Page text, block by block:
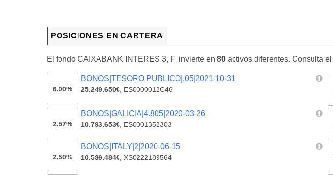
POSICIONES EN CARTERA
El fondo CAIXABANK INTERES 3, FI invierte en 80 activos diferentes. Consulta el
6,00%
BONOS|TESORO PUBLICO|.05|2021-10-31
25.249.650€, ES0000012C46
2,57%
BONOS|GALICIA|4.805|2020-03-26
10.793.653€, ES0001352303
2,50%
BONOS|ITALY|2|2020-06-15
10.536.484€,XS0222189564